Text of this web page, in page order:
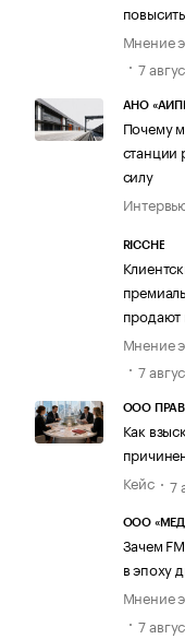
Мнение
7
АНО
Почему
станции
силу
RICCHE
Мнение
7
ООО
Как
Кейс
7
ООО
Зачем
в эпоху
Мнение
7